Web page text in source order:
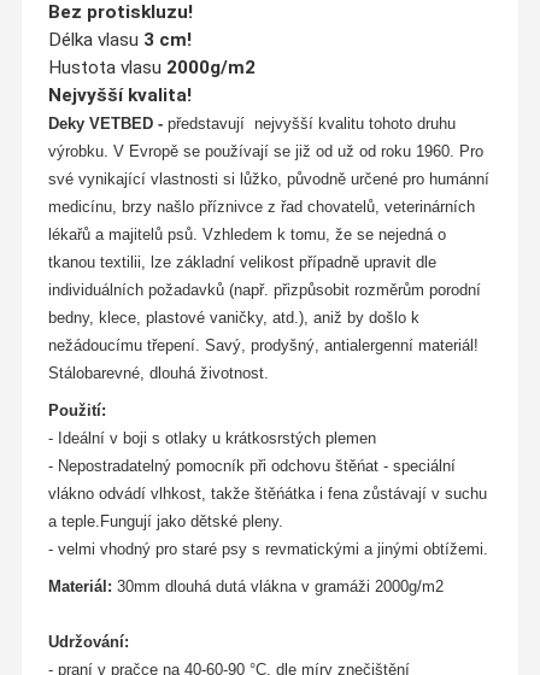
Bez protiskluzu!
Délka vlasu 3 cm!
Hustota vlasu 2000g/m2
Nejvyšší kvalita!
Deky VETBED - představují nejvyšší kvalitu tohoto druhu
výrobku. V Evropě se používají se již od už od roku 1960. Pro
své vynikající vlastnosti si lůžko, původně určené pro humánní
medicínu, brzy našlo příznivce z řad chovatelů, veterinárních
lékařů a majitelů psů. Vzhledem k tomu, že se nejedná o
tkanou textilii, lze základní velikost případně upravit dle
individuálních požadavků (např. přizpůsobit rozměrům porodní
bedny, klece, plastové vaničky, atd.), aniž by došlo k
nežádoucímu třepení. Savý, prodyšný, antialergenní materiál!
Stálobarevné, dlouhá životnost.
Použití:
- Ideální v boji s otlaky u krátkosrstých plemen
- Nepostradatelný pomocník při odchovu štěńat - speciální
vlákno odvádí vlhkost, takže štěńátka i fena zůstávají v suchu
a teple.Fungují jako dětské pleny.
- velmi vhodný pro staré psy s revmatickými a jinými obtížemi.
Materiál: 30mm dlouhá dutá vlákna v gramáži 2000g/m2
Udržování:
- praní v pračce na 40-60-90 °C, dle míry znečištění